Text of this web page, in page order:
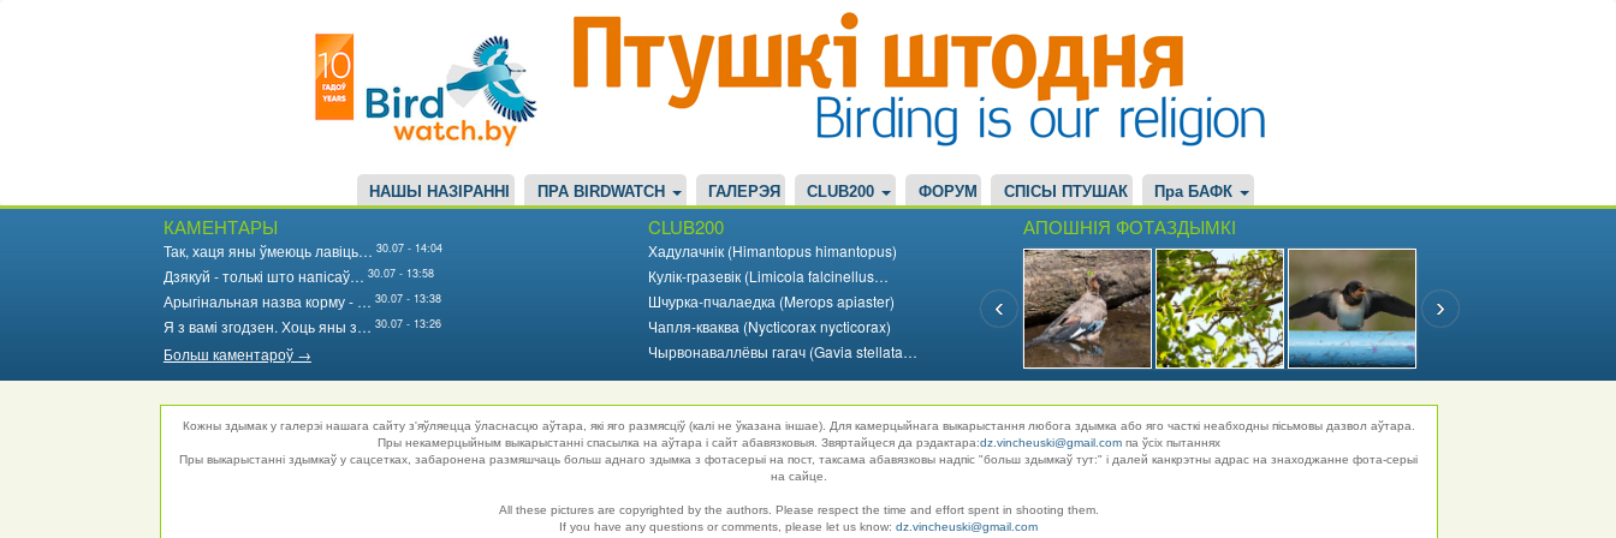
НАШЫ НАЗІРАННІ ПРА BIRDWATCH ГАЛЕРЭЯ CLUB200 ФОРУМ СПІСЫ ПТУШАК Пра БАФК
КАМЕНТАРЫ
Так, хаця яны ўмеюць лавіць… 30.07 - 14:04
Дзякуй - толькі што напісаў… 30.07 - 13:58
Арыгінальная назва корму - … 30.07 - 13:38
Я з вамі згодзен. Хоць яны з… 30.07 - 13:26
Больш каментароў →
CLUB200
Хадулачнік (Himantopus himantopus)
Кулік-гразевік (Limicola falcinellus…
Шчурка-пчалаедка (Merops apiaster)
Чапля-кваква (Nycticorax nycticorax)
Чырвонаваллёвы гагач (Gavia stellata…
АПОШНІЯ ФОТАЗДЫМКІ
Кожны здымак у галерэі нашага сайту з'яўляецца ўласнасцю аўтара, які яго размясціў (калі не ўказана іншае). Для камерцыйнага выкарыстання любога здымка або яго часткі неабходны пісьмовы дазвол аўтара.
Пры некамерцыйным выкарыстанні спасылка на аўтара і сайт абавязковыя. Звяртайцеся да рэдактара:dz.vincheuski@gmail.comпа ўсіх пытаннях
Пры выкарыстанні здымкаў у сацсетках, забаронена размяшчаць больш аднаго здымка з фотасерыі на пост, таксама абавязковы надпіс "больш здымкаў тут:" і далей канкрэтны адрас на знаходжанне фота-серыі
на сайце.
All these pictures are copyrighted by the authors. Please respect the time and effort spent in shooting them.
If you have any questions or comments, please let us know:dz.vincheuski@gmail.com